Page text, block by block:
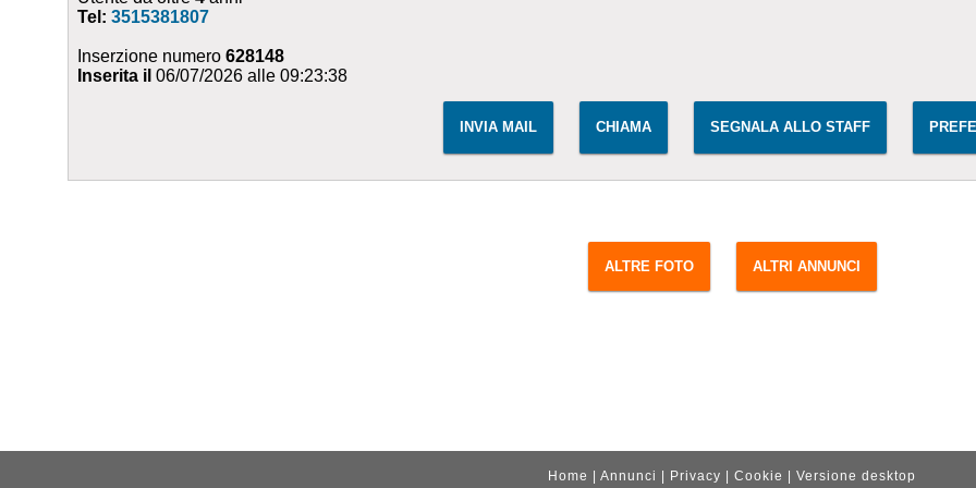
Tel:3515381807
Inserzione numero628148
Inserita il 06/07/2026 alle 09:23:38
INVIA MAIL CHIAMA SEGNALA ALLO STAFF
ALTRE FOTO ALTRI ANNUNCI
Home Annunci Privacy Cookie Versione desktop